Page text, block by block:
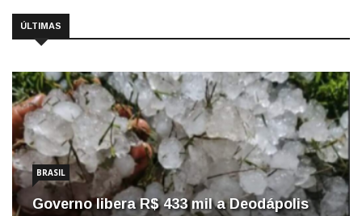
ÚLTIMAS
BRASIL
Governo libera R$ 433 mil a Deodápolis